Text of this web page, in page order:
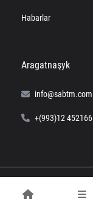
Habarlar
Aragatnaşyk
info@sabtm.com
+(993)12 452166
Powered by
Computer+